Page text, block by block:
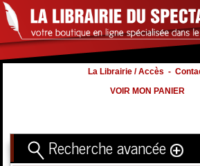
La Librairie / Accès -
VOIR MON PANIER
Recherche avancée